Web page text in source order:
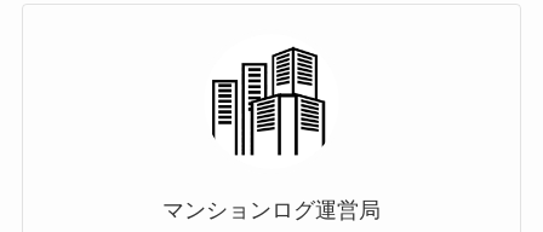
マンションログ運営局